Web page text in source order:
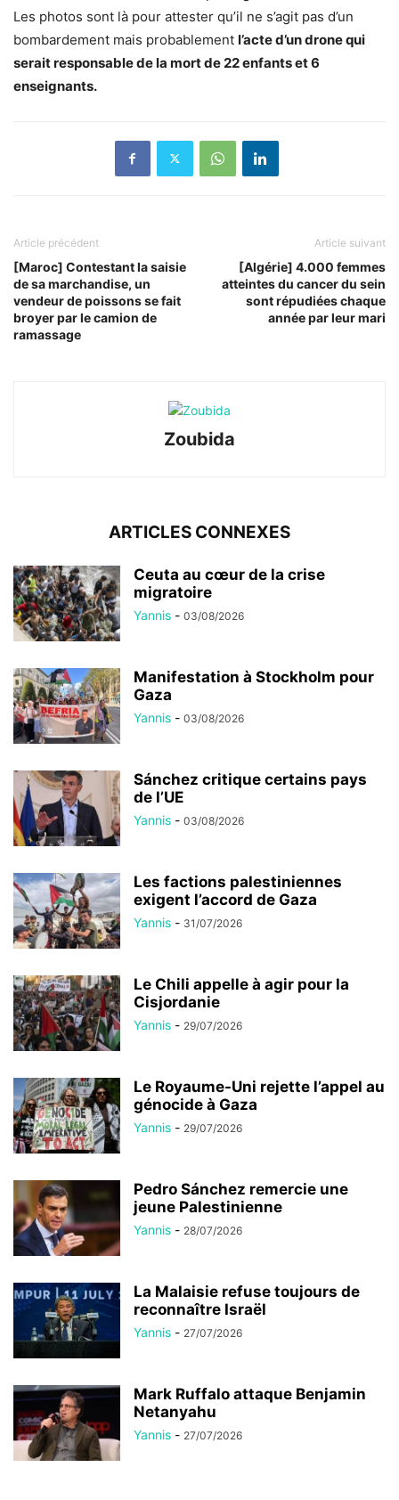
Les photos sont là pour attester qu’il ne s’agit pas d’un
bombardement mais probablement l’acte d’un drone qui
serait responsable de la mort de 22 enfants et 6
enseignants.
Article précédent
[Maroc] Contestant la saisie
de sa marchandise, un
vendeur de poissons se fait
broyer par le camion de
ramassage
Article suivant
[Algérie] 4.000 femmes
atteintes du cancer du sein
sont répudiées chaque
année par leur mari
Zoubida
ARTICLES CONNEXES
Ceuta au cœur de la crise
migratoire
Yannis - 03/08/2026
Manifestation à Stockholm pour
Gaza
Yannis - 03/08/2026
Sánchez critique certains pays
de l’UE
Yannis - 03/08/2026
Les factions palestiniennes
exigent l’accord de Gaza
Yannis - 31/07/2026
Le Chili appelle à agir pour la
Cisjordanie
Yannis - 29/07/2026
Le Royaume-Uni rejette l’appel au
génocide à Gaza
Yannis - 29/07/2026
Pedro Sánchez remercie une
jeune Palestinienne
Yannis - 28/07/2026
La Malaisie refuse toujours de
reconnaître Israël
Yannis - 27/07/2026
Mark Ruffalo attaque Benjamin
Netanyahu
Yannis - 27/07/2026